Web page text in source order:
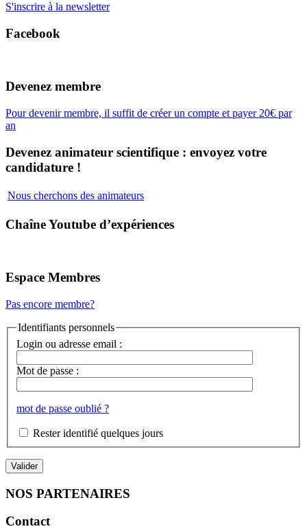
S'inscrire à la newsletter
Facebook
Devenez membre
Pour devenir membre, il suffit de créer un compte et payer 20€ par
an
Devenez animateur scientifique : envoyez votre
candidature !
Nous cherchons des animateurs
Chaîne Youtube d’expériences
Espace Membres
Pas encore membre?
Identifiants personnels
Login ou adresse email :
Mot de passe :
mot de passe oublié ?
Rester identifié quelques jours
NOS PARTENAIRES
Contact